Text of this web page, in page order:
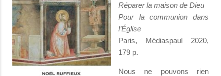
Réparer la maison de Dieu
Pour la communion dans
l’Église
Paris, Médiaspaul 2020,
179 p.
Nous ne pouvons rien